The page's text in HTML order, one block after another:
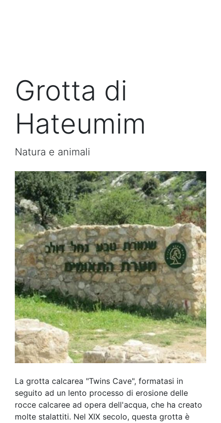
Grotta di
Hateumim
Natura e animali
La grotta calcarea "Twins Cave", formatasi in
seguito ad un lento processo di erosione delle
rocce calcaree ad opera dell'acqua, che ha creato
molte stalattiti. Nel XIX secolo, questa grotta è